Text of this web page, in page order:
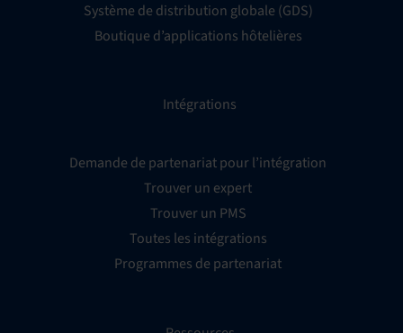
Système de distribution globale (GDS)
Boutique d’applications hôtelières
Intégrations
Demande de partenariat pour l’intégration
Trouver un expert
Trouver un PMS
Toutes les intégrations
Programmes de partenariat